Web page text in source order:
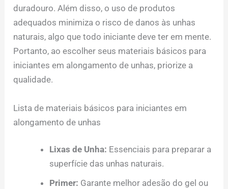
duradouro. Além disso, o uso de produtos
adequados minimiza o risco de danos às unhas
naturais, algo que todo iniciante deve ter em mente.
Portanto, ao escolher seus materiais básicos para
iniciantes em alongamento de unhas, priorize a
qualidade.
Lista de materiais básicos para iniciantes em
alongamento de unhas
Lixas de Unha: Essenciais para preparar a
superfície das unhas naturais.
Primer: Garante melhor adesão do gel ou